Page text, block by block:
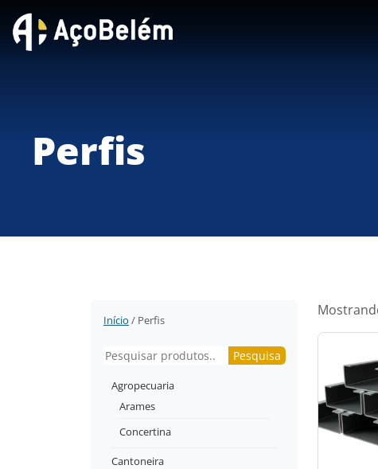
Perfis
Início / Perfis
Pesquisar Pesquisa
Agropecuaria
Arames
Concertina
Cantoneira